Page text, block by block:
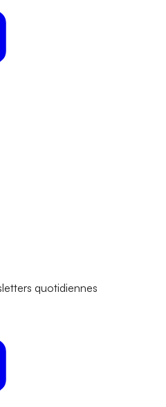
quotidiennes